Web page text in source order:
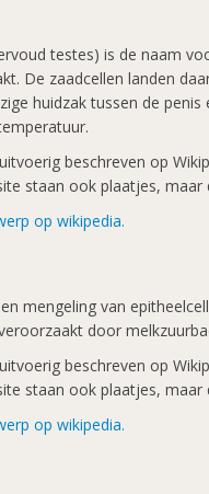
testes) is de naam
De zaadcellen landen
huidzak tussen de
beschreven op
staan ook plaatjes,
op wikipedia.
mengeling van
door
beschreven op
staan ook plaatjes,
op wikipedia.